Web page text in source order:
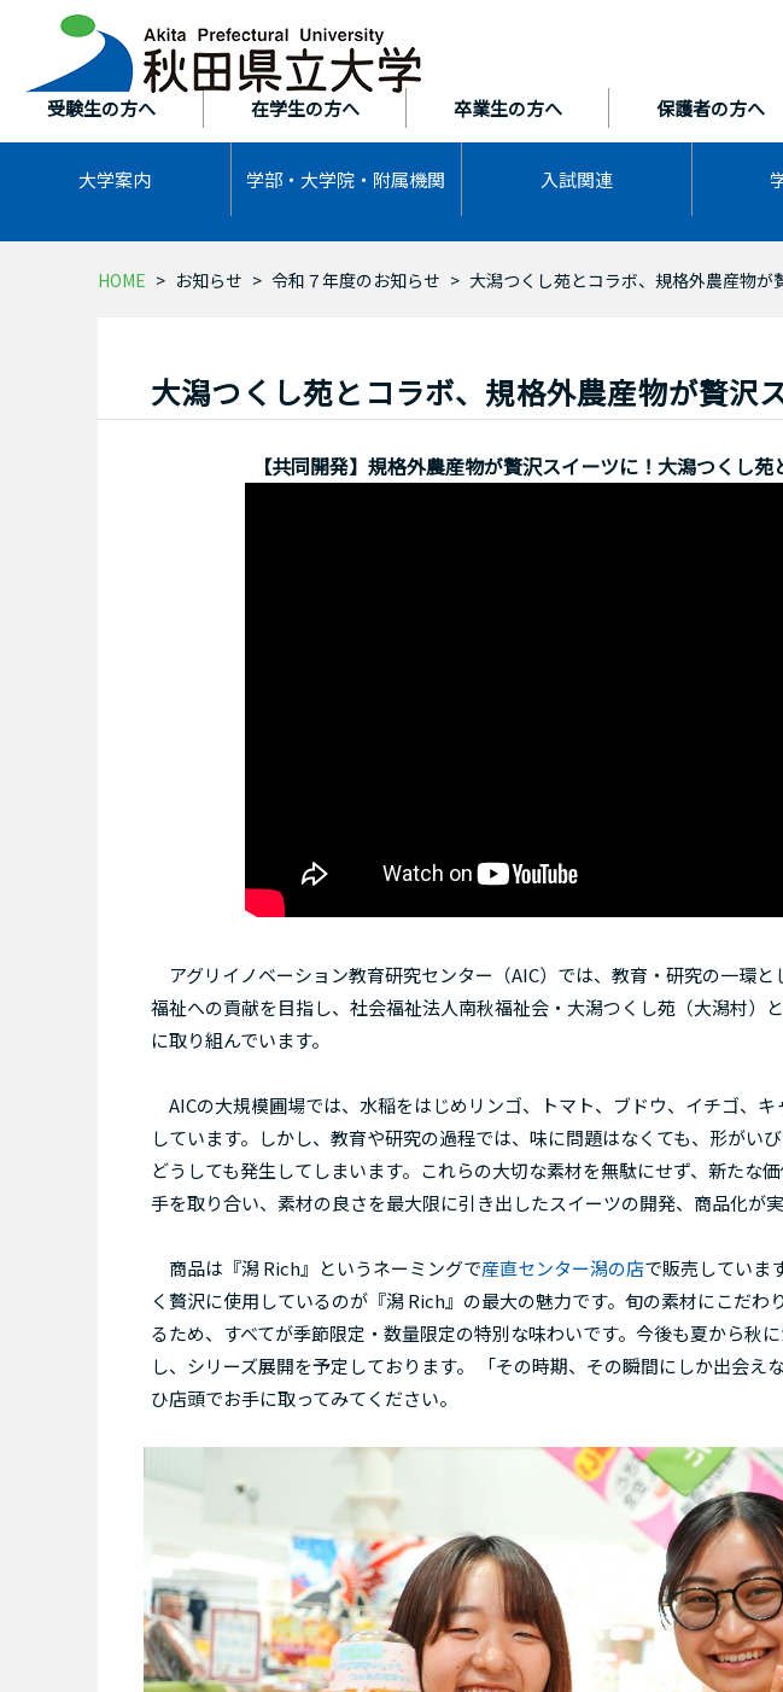
受験生の方へ 在学生の方へ 卒業生の方へ 保護者の方へ
大学案内 学部・大学院・ 附属機関 入試関連
HOME お知らせ 令和７年度のお知らせ 大潟つくし苑とコラボ、規格外農産物が
大潟つくし苑とコラボ、規格外農産物が贅沢
【共同開発】規格外農産物が贅沢スイーツに！大潟つくし苑
アグリイノベーション教育研究センター（AIC）では、教育・研究の一環
福祉への貢献を目指し、社会福祉法人南秋福祉会・大潟つくし苑（大潟村）
に取り組んでいます。
AICの大規模圃場では、水稲をはじめリンゴ、トマト、ブドウ、イチゴ、
しています。しかし、教育や研究の過程では、味に問題はなくても、形がい
どうしても発生してしまいます。これらの大切な素材を無駄にせず、新たな
手を取り合い、素材の良さを最大限に引き出したスイーツの開発、商品化が実
商品は『潟 Rich』というネーミングで産直センター潟の店で販売していま
く贅沢に使用しているのが『潟 Rich』の最大の魅力です。旬の素材にこだわ
るため、すべてが季節限定・数量限定の特別な味わいです。今後も夏から秋
し、シリーズ展開を予定しております。 「その時期、その瞬間にしか出会え
ひ店頭でお手に取ってみてください。